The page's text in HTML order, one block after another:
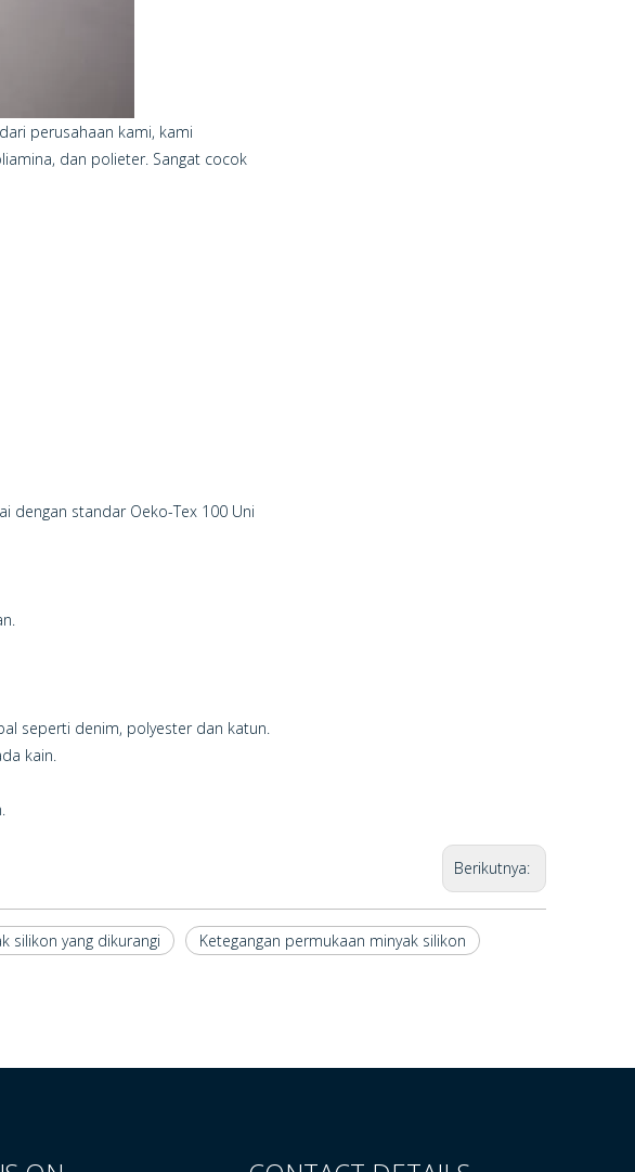
perusahaan kami, kami
dan polieter. Sangat cocok
dengan standar Oeko-Tex 100 Uni
seperti denim, polyester dan katun.
kain.
Berikutnya:
silikon yang dikurangi Ketegangan permukaan minyak silikon